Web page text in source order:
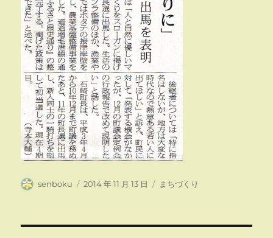
投
senboku
投
2014 年 11 月 13 日
カ
まちづくり